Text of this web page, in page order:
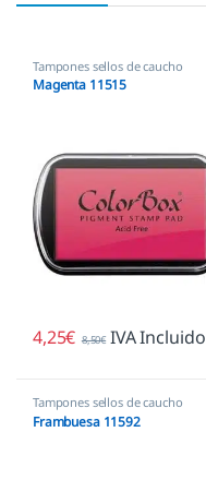
Tampones sellos de caucho
Magenta 11515
4,25€ 8,50€ IVA Incluido
Tampones sellos de caucho
Frambuesa 11592